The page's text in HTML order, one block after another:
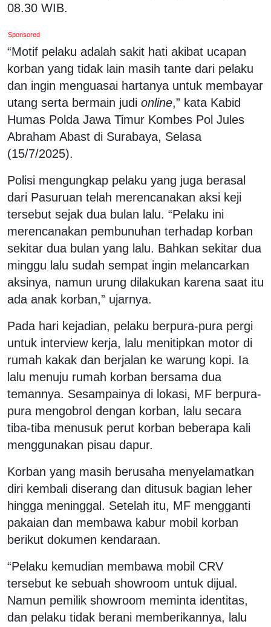
08.30 WIB.
Sponsored
“Motif pelaku adalah sakit hati akibat ucapan
korban yang tidak lain masih tante dari pelaku
dan ingin menguasai hartanya untuk membayar
utang serta bermain judi online,” kata Kabid
Humas Polda Jawa Timur Kombes Pol Jules
Abraham Abast di Surabaya, Selasa
(15/7/2025).
Polisi mengungkap pelaku yang juga berasal
dari Pasuruan telah merencanakan aksi keji
tersebut sejak dua bulan lalu. “Pelaku ini
merencanakan pembunuhan terhadap korban
sekitar dua bulan yang lalu. Bahkan sekitar dua
minggu lalu sudah sempat ingin melancarkan
aksinya, namun urung dilakukan karena saat itu
ada anak korban,” ujarnya.
Pada hari kejadian, pelaku berpura-pura pergi
untuk interview kerja, lalu menitipkan motor di
rumah kakak dan berjalan ke warung kopi. Ia
lalu menuju rumah korban bersama dua
temannya. Sesampainya di lokasi, MF berpura-
pura mengobrol dengan korban, lalu secara
tiba-tiba menusuk perut korban beberapa kali
menggunakan pisau dapur.
Korban yang masih berusaha menyelamatkan
diri kembali diserang dan ditusuk bagian leher
hingga meninggal. Setelah itu, MF mengganti
pakaian dan membawa kabur mobil korban
berikut dokumen kendaraan.
“Pelaku kemudian membawa mobil CRV
tersebut ke sebuah showroom untuk dijual.
Namun pemilik showroom meminta identitas,
dan pelaku tidak berani memberikannya, lalu